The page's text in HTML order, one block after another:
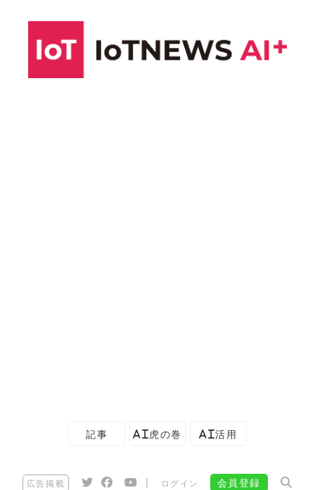
記事 AI虎の巻 AI活用
広告掲載 ログイン 会員登録